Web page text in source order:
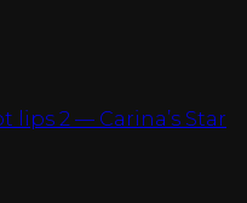
lips 2 — Carina’s Star